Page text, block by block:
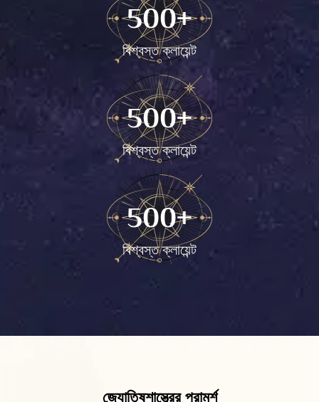
বিশ্বস্ত ক্লায়েন্ট
500+
বিশ্বস্ত ক্লায়েন্ট
500+
বিশ্বস্ত ক্লায়েন্ট
500+
জ্যোতিষশাস্ত্রের পরামর্শ